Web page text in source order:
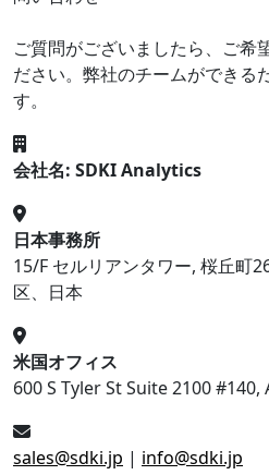
ご質問がございましたら、ご希
ださい。弊社のチームができる
す。
会社名: SDKI Analytics
日本事務所
15/F セルリアンタワー, 桜丘町
区、日本
米国オフィス
600 S Tyler St Suite 2100 #140,
sales@sdki.jp | info@sdki.jp